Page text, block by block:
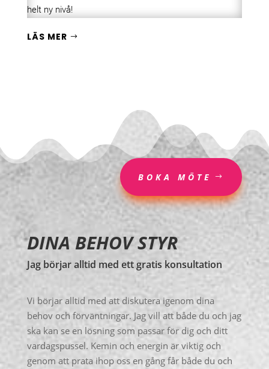
helt ny nivå!
LÄS MER
BOKA MÖTE
DINA BEHOV STYR
Jag börjar alltid med ett gratis konsultation
Vi börjar alltid med att diskutera igenom dina
behov och förväntningar. Jag vill att både du och jag
ska kan se en lösning som passar för dig och ditt
vardagspussel. Kemin och energin är viktig och
genom att prata ihop oss en gång får både du och